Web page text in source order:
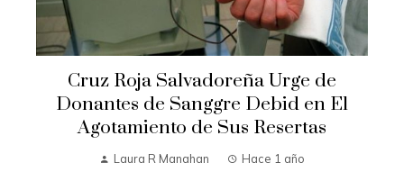
Cruz Roja Salvadoreña Urge de
Donantes de Sanggre Debid en El
Agotamiento de Sus Resertas
Laura R Manahan Hace 1 año